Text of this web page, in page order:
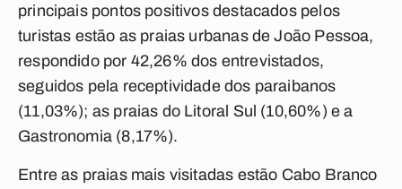
principais pontos positivos destacados pelos
turistas estão as praias urbanas de João Pessoa,
respondido por 42,26% dos entrevistados,
seguidos pela receptividade dos paraibanos
(11,03%); as praias do Litoral Sul (10,60%) e a
Gastronomia (8,17%).
Entre as praias mais visitadas estão Cabo Branco